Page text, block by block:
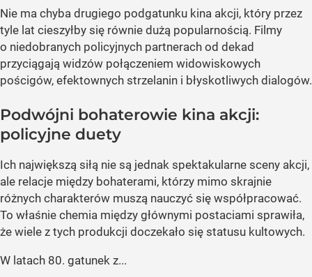
Nie ma chyba drugiego podgatunku kina akcji, który przez
tyle lat cieszyłby się równie dużą popularnością. Filmy
o niedobranych policyjnych partnerach od dekad
przyciągają widzów połączeniem widowiskowych
pościgów, efektownych strzelanin i błyskotliwych dialogów.
Podwójni bohaterowie kina akcji:
policyjne duety
Ich największą siłą nie są jednak spektakularne sceny akcji,
ale relacje między bohaterami, którzy mimo skrajnie
różnych charakterów muszą nauczyć się współpracować.
To właśnie chemia między głównymi postaciami sprawiła,
że wiele z tych produkcji doczekało się statusu kultowych.
W latach 80. gatunek z...